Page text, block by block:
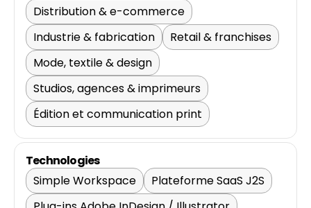
Distribution & e-commerce
Industrie & fabrication
Retail & franchises
Mode, textile & design
Studios, agences & imprimeurs
Édition et communication print
Technologies
Simple Workspace
Plateforme SaaS J2S